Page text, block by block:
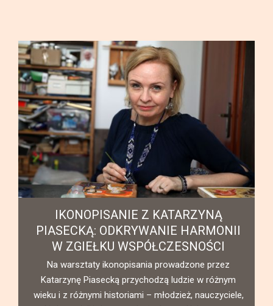
1,5 MILIONA UCZESTNIKÓW W PONAD
750 MIASTACH WZIĘŁO UDZIAŁ W
NAJWIĘKSZYCH NA ŚWIECIE
ULICZNYCH JASEŁKACH
obywa się dzisiaj w wielu miastach i wioskach w
Polsce” – powiedział papież Franciszek po modlitwie
„Anioł Pański” w uroczystość Objawienia Pańskiego.